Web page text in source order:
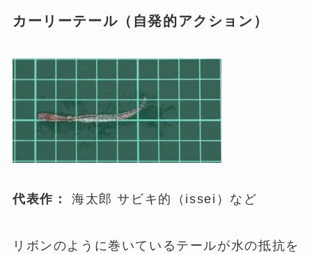
カーリーテール（自発的アクション）
代表作： 海太郎 サビキ的（issei）など
リボンのように巻いているテールが水の抵抗を